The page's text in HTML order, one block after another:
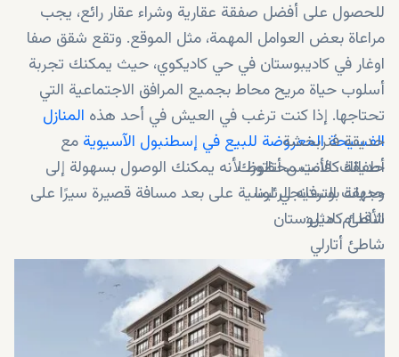
للحصول على أفضل صفقة عقارية وشراء عقار رائع، يجب
مراعاة بعض العوامل المهمة، مثل الموقع. وتقع شقق صفا
اوغار في كاديبوستان في حي كاديكوي، حيث يمكنك تجربة
أسلوب حياة مريح محاط بجميع المرافق الاجتماعية التي
تحتاجها. إذا كنت ترغب في العيش في أحد هذه المنازل
الفسيحة المعروضة للبيع في إسطنبول الآسيوية مع
أطفالك، فأنت محظوظ لأنه يمكنك الوصول بسهولة إلى
وجهات الترفيه الرئيسية على بعد مسافة قصيرة سيرًا على
الأقدام، مثل:
حديقة فنربخشة
حديقة كالاميس أتاتورك
حديقة بوستانجي لونا
شاطئ كاديبوستان
شاطئ أتارلي
مستشفى باطنية